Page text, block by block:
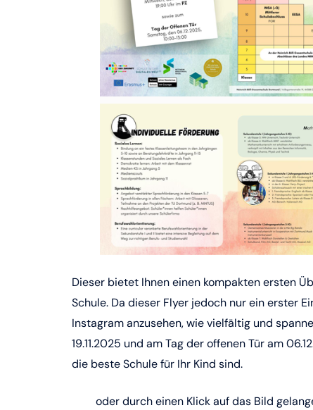
Dieser bietet Ihnen einen kompakten ersten
Schule. Da dieser Flyer jedoch nur ein erster
Instagram anzusehen, wie vielfältig und
19.11.2025 und am Tag der offenen Tür am
die beste Schule für Ihr Kind sind.
oder durch einen Klick auf das Bild